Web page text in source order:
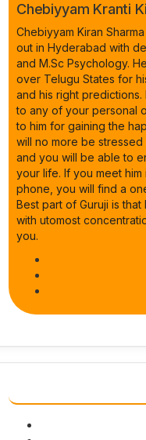
Chebiyyam Kranti
Chebiyyam Kiran
out in Hyderabad with
and M.Sc Psychology.
over Telugu States for
and his right
to any of your personal
to him for gaining the
will no more be stressed
and you will be able to
your life. If you meet
phone, you will find a
Best part of Guruji is
with utomost
you.